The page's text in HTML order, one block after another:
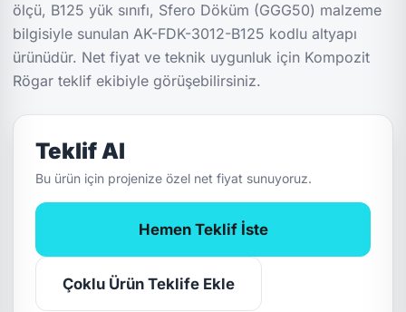
ölçü, B125 yük sınıfı, Sfero Döküm (GGG50) malzeme
bilgisiyle sunulan AK-FDK-3012-B125 kodlu altyapı
ürünüdür. Net fiyat ve teknik uygunluk için Kompozit
Rögar teklif ekibiyle görüşebilirsiniz.
Teklif Al
Bu ürün için projenize özel net fiyat sunuyoruz.
Hemen Teklif İste
Çoklu Ürün Teklife Ekle